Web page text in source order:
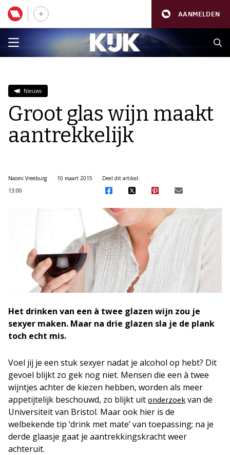
AANMELDEN
Nieuws
Groot glas wijn maakt
aantrekkelijk
Naomi Vreeburg
10 maart 2015
13:00
Deel dit artikel:
Het drinken van een à twee glazen wijn zou je
sexyer maken. Maar na drie glazen sla je de plank
toch echt mis.
Voel jij je een stuk sexyer nadat je alcohol op hebt? Dit
gevoel blijkt zo gek nog niet. Mensen die een à twee
wijntjes achter de kiezen hebben, worden als meer
appetijtelijk beschouwd, zo blijkt uit onderzoek van de
Universiteit van Bristol. Maar ook hier is de
welbekende tip ‘drink met mate’ van toepassing; na je
derde glaasje gaat je aantrekkingskracht weer
achteruit.